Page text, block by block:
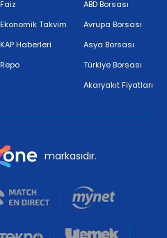
Faiz
Ekonomik Takvim
KAP Haberleri
Repo
ABD Borsası
Avrupa Borsası
Asya Borsası
Türkiye Borsası
Akaryakıt Fiyatları
markasıdır.